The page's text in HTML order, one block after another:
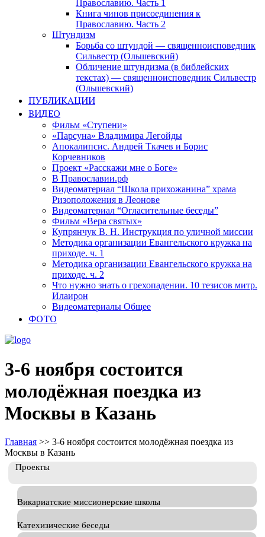
Православию. Часть 1
Книга чинов присоединения к
Православию. Часть 2
Штундизм
Борьба со штундой — священноисповедник
Сильвестр (Ольшевский)
Обличение штундизма (в библейских
текстах) — священноисповедник Сильвестр
(Ольшевский)
ПУБЛИКАЦИИ
ВИДЕО
Фильм «Ступени»
«Парсуна» Владимира Легойды
Апокалипсис. Андрей Ткачев и Борис
Корчевников
Проект «Расскажи мне о Боге»
В Православии.рф
Видеоматериал “Школа прихожанина” храма
Ризоположения в Леонове
Видеоматериал “Огласительные беседы”
Фильм «Вера святых»
Купрянчук В. Н. Инструкция по уличной миссии
Методика организации Евангельского кружка на
приходе. ч. 1
Методика организации Евангельского кружка на
приходе. ч. 2
Что нужно знать о грехопадении. 10 тезисов митр.
Илаирон
Видеоматериалы Общее
ФОТО
3-6 ноября состоится
молодёжная поездка из
Москвы в Казань
Главная >> 3-6 ноября состоится молодёжная поездка из
Москвы в Казань
Проекты
Викариатские миссионерские школы
Катехизические беседы